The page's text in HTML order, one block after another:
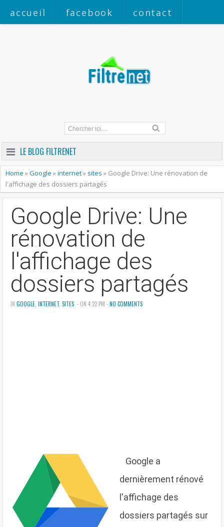
accueil facebook contact
LE BLOG FILTRENET
Home »Google »internet» sites » Google Drive: Une rénovation de
l'affichage des dossiers partagés
Google Drive: Une
rénovation de
l'affichage des
dossiers partagés
IN GOOGLE INTERNET SITES - ON 4:22 PM -NO COMMENTS
Google a
dernièrement rénové
l'affichage des
dossiers partagés sur